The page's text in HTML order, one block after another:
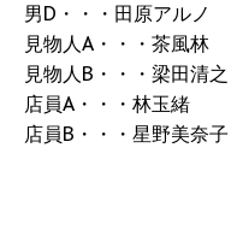
男D・・・田原アルノ
見物人A・・・茶風林
見物人B・・・梁田清之
店員A・・・林玉緒
店員B・・・星野美奈子